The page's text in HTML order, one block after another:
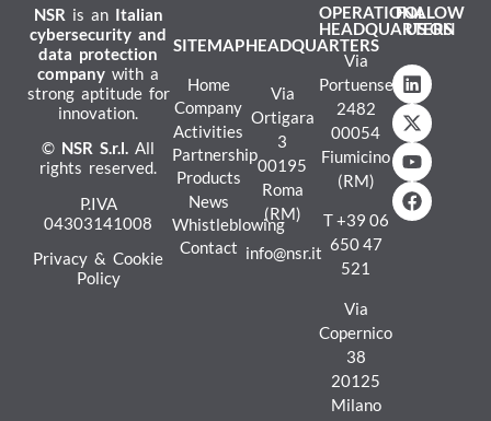
NSR is anItalian
cybersecurity and
data protection
company with a
strong aptitude for
innovation.
© NSR S.r.l. All
rights reserved.
P.IVA
04303141008
Privacy & Cookie
Policy
SITEMAP
Home
Company
Activities
Partnership
Products
News
Whistleblowing
Contact
HEADQUARTERS
Via
Ortigara
3
00195
Roma
(RM)
info@nsr.it
OPERATIONAL
HEADQUARTERS
Via
Portuense
2482
00054
Fiumicino
(RM)
T+39 06
650 47
521
Via
Copernico
38
20125
Milano
FOLLOW
US ON